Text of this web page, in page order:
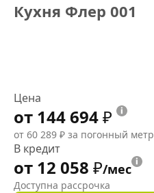
Кухня Флер 001
Цена
от 144 694₽
от 60 289 ₽ за погонный метр
В кредит
от 12 058 ₽/мес
Доступна рассрочка